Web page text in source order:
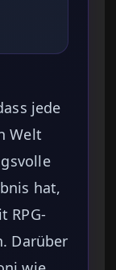
jede
Welt
hat,
RPG-
Darüber